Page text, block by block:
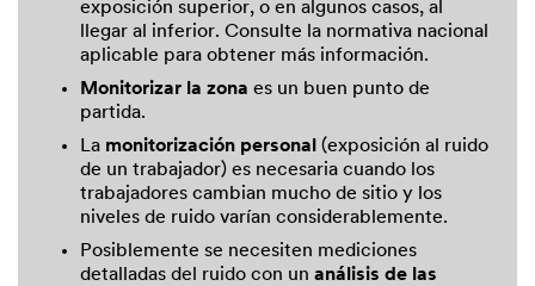
exposición superior, o en algunos casos, al
llegar al inferior. Consulte la normativa nacional
aplicable para obtener más información.
Monitorizar la zona es un buen punto de
partida.
La monitorización personal (exposición al ruido
de un trabajador) es necesaria cuando los
trabajadores cambian mucho de sitio y los
niveles de ruido varían considerablemente.
Posiblemente se necesiten mediciones
detalladas del ruido con un análisis de las